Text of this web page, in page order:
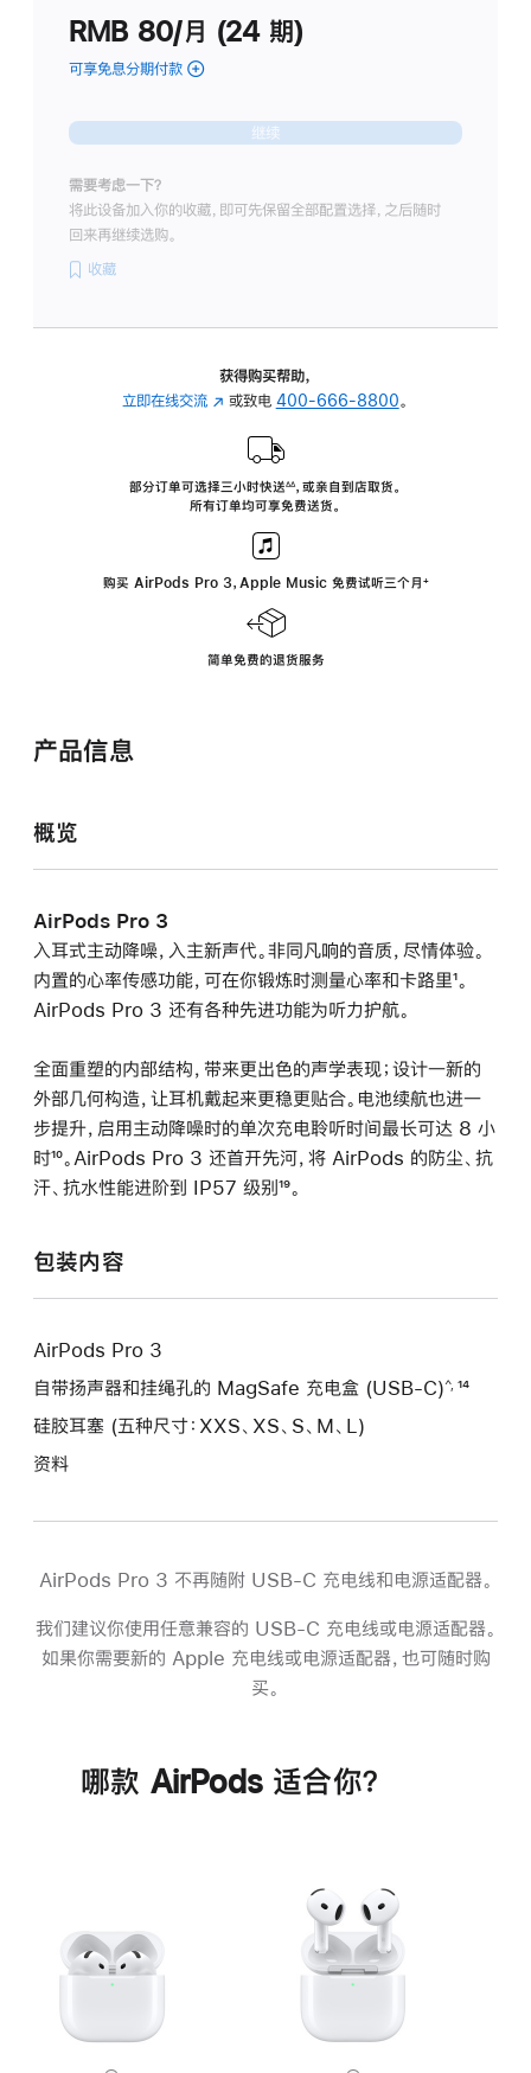
RMB 80/月 (24 期)
可享免息分期付款 (AirPods
3
的
付
继续
需要考虑一下？
将此设备加入你的收藏，即可先保留全部配置选择，之后随时
回来再继续选购。
收藏
获得购买帮助，
立即在线交流 (在
中
或致电 400-666-8800 。
部分订单可选择三小时快送∆∆， 或亲自到店取货。
所有订单均可享免费送货。
购买 AirPods Pro 3，Apple Music 免费试听三个月 脚
+
简单免费的退货服务
产品信息
概览
AirPods Pro 3
入耳式主动降噪，入主新声代。非同凡响的音质，尽情体验。
内置的心率传感功能，可在你锻炼时测量心率和卡路里脚
¹。
AirPods Pro 3 还有各种先进功能为听力护航。
全面重塑的内部结构，带来更出色的声学表现；设计一新的
外部几何构造，让耳机戴起来更稳更贴合。电池续航也进一
步提升，启用主动降噪时的单次充电聆听时间最长可达 8 小
时脚
注
¹⁰。AirPods Pro 3 还首开先河，将 AirPods 的防尘、抗
汗、抗水性能进阶到 IP57 级别 脚
¹⁹。
包装内容
AirPods Pro 3
自带扬声器和挂绳孔的 MagSafe 充电盒 (USB-C)脚
^, ¹⁴
硅胶耳塞 (五种尺寸：XXS、XS、S、M、L)
资料
AirPods Pro 3 不再随附 USB-C 充电线和电源适配器。
我们建议你使用任意兼容的 USB-C 充电线或电源适配器。
如果你需要新的 Apple 充电线或电源适配器，也可随时购
买。
哪款 AirPods 适合你？